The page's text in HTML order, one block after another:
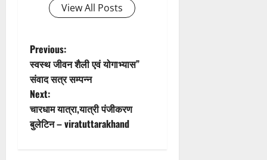
t
i
o
n
View All Posts
P
o
s
t
Previous:
स्वस्थ जीवन शैली एवं योगाभ्यास”
संवाद सत्र सम्पन्न
Next:
चारधाम यात्रा,यात्री पंजीकरण
बुलेटिन – viratuttarakhand